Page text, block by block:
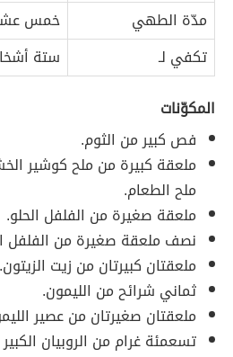
مدّة الطهي
خمس
تكفي لـ
ستة
المكوّنات
فص كبير من الثوم.
ملعقة كبيرة من ملح كوشير
ملح الطعام.
ملعقة صغيرة من الفلفل الحلو.
نصف ملعقة صغيرة من الفلفل
ملعقتان كبيرتان من زيت الزيتون.
ثماني شرائح من الليمون.
ملعقتان صغيرتان من عصير
تسعمئة غرام من الروبيان